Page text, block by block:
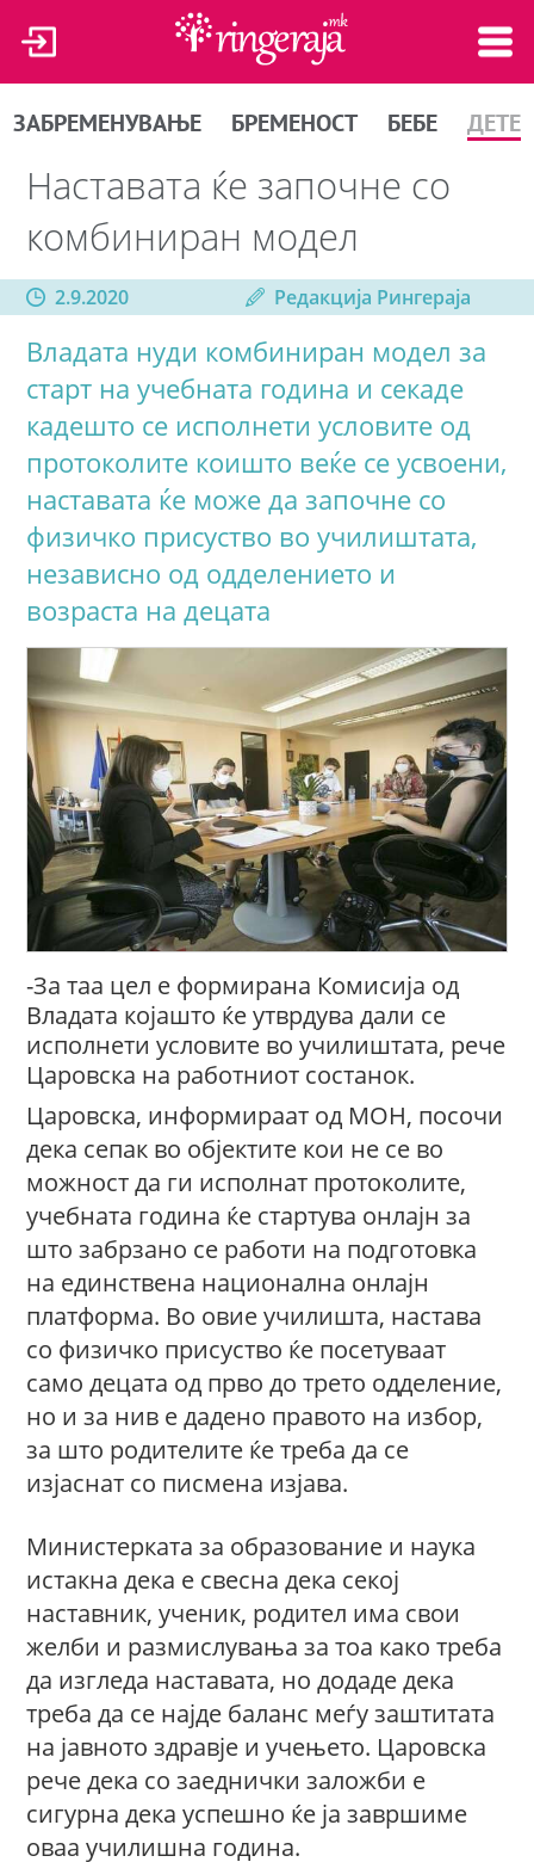
ЗАБРЕМЕНУВАЊЕ БРЕМЕНОСТ БЕБЕ ДЕТЕ
Наставата ќе започне со
комбиниран модел
2.9.2020 Редакција Рингераја
Владата нуди комбиниран модел за
старт на учебната година и секаде
кадешто се исполнети условите од
протоколите коишто веќе се усвоени,
наставата ќе може да започне со
физичко присуство во училиштата,
независно од одделението и
возраста на децата
-За таа цел е формирана Комисија од
Владата којашто ќе утврдува дали се
исполнети условите во училиштата, рече
Царовска на работниот состанок.
Царовска, информираат од МОН, посочи
дека сепак во објектите кои не се во
можност да ги исполнат протоколите,
учебната година ќе стартува онлајн за
што забрзано се работи на подготовка
на единствена национална онлајн
платформа. Во овие училишта, настава
со физичко присуство ќе посетуваат
само децата од прво до трето одделение,
но и за нив е дадено правото на избор,
за што родителите ќе треба да се
изјаснат со писмена изјава.
Министерката за образование и наука
истакна дека е свесна дека секој
наставник, ученик, родител има свои
желби и размислувања за тоа како треба
да изгледа наставата, но додаде дека
треба да се најде баланс меѓу заштитата
на јавното здравје и учењето. Царовска
рече дека со заеднички заложби е
сигурна дека успешно ќе ја завршиме
оваа училишна година.